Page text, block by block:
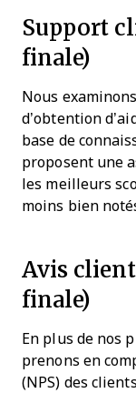
Support
finale)
Nous
d’obtention
base de
proposent une
les meilleurs
moins bien
Avis
finale)
En plus de nos
prenons en
(NPS) des